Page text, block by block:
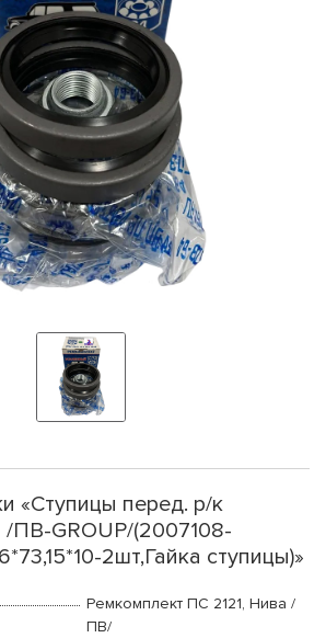
«Ступицы перед. р/к
ПВ-GROUP/(2007108-
2шт,Гайка ступицы)»
Ремкомплект ПС 2121, Нива /
ПВ/